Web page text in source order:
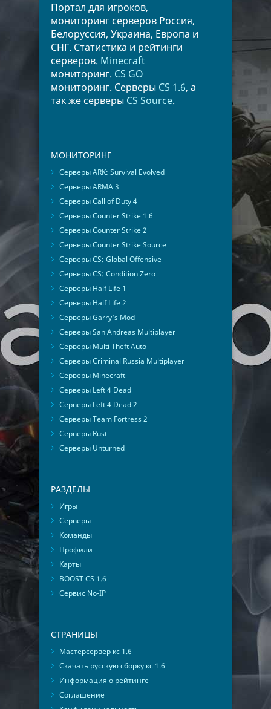
Портал для игроков,
мониторинг серверов Россия,
Белоруссия, Украина, Европа и
СНГ. Статистика и рейтинги
серверов. Minecraft
мониторинг. CS GO
мониторинг. Серверы CS 1.6, а
так же серверы CS Source.
МОНИТОРИНГ
Серверы ARK: Survival Evolved
Серверы ARMA 3
Серверы Call of Duty 4
Серверы Counter Strike 1.6
Серверы Counter Strike 2
Серверы Counter Strike Source
Серверы CS: Global Offensive
Серверы CS: Condition Zero
Серверы Half Life 1
Серверы Half Life 2
Серверы Garry's Mod
Серверы San Andreas Multiplayer
Серверы Multi Theft Auto
Серверы Criminal Russia Multiplayer
Серверы Minecraft
Серверы Left 4 Dead
Серверы Left 4 Dead 2
Серверы Team Fortress 2
Серверы Rust
Серверы Unturned
РАЗДЕЛЫ
Игры
Серверы
Команды
Профили
Карты
BOOST CS 1.6
Сервис No-IP
СТРАНИЦЫ
Мастерсервер кс 1.6
Скачать русскую сборку кс 1.6
Информация о рейтинге
Соглашение